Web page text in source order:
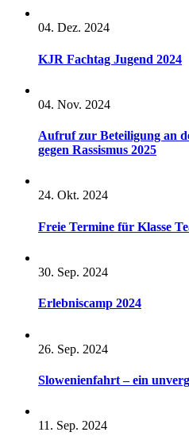
04. Dez. 2024
KJR Fachtag Jugend 2024
04. Nov. 2024
Aufruf zur Beteiligung an
gegen Rassismus 2025
24. Okt. 2024
Freie Termine für Klasse
30. Sep. 2024
Erlebniscamp 2024
26. Sep. 2024
Slowenienfahrt – ein
11. Sep. 2024